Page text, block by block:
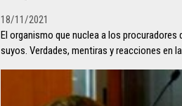
18/11/2021
El organismo que nuclea a los
suyos. Verdades, mentiras y reacciones en